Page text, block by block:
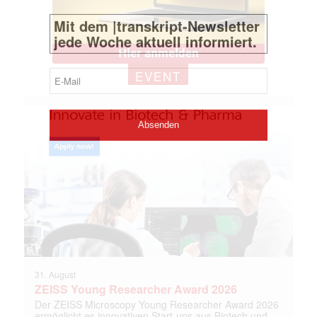
EVENT
31. August
ZEISS Young Researcher Award 2026
Der ZEISS Microscopy Young Researcher Award 2026